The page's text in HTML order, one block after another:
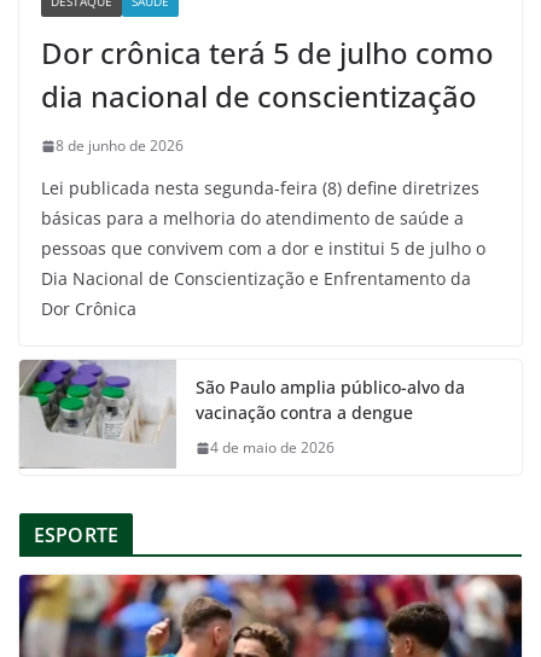
Dor crônica terá 5 de julho como
dia nacional de conscientização
8 de junho de 2026
Lei publicada nesta segunda-feira (8) define diretrizes
básicas para a melhoria do atendimento de saúde a
pessoas que convivem com a dor e institui 5 de julho o
Dia Nacional de Conscientização e Enfrentamento da
Dor Crônica
São Paulo amplia público-alvo da
vacinação contra a dengue
4 de maio de 2026
ESPORTE